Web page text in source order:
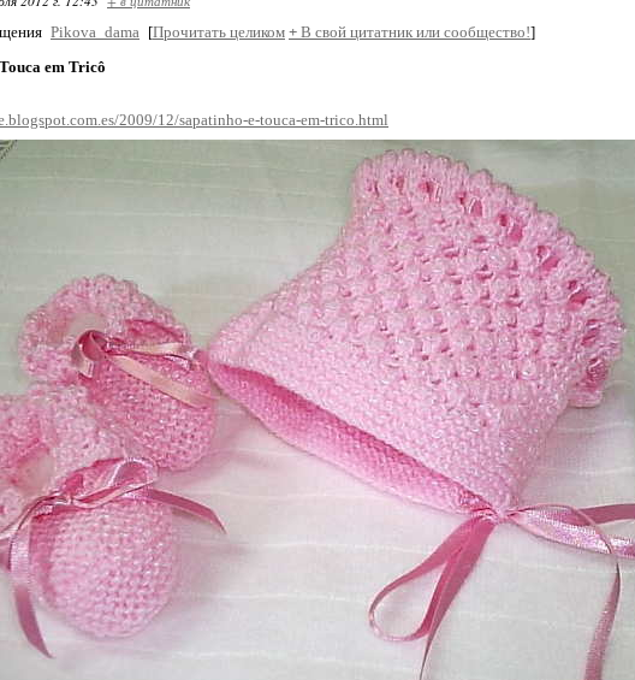
Pikova_dama [Прочитать целиком + В свой цитатник или сообщество!]
em Tricô
2009/12/sapatinho-e-touca-em-trico.html